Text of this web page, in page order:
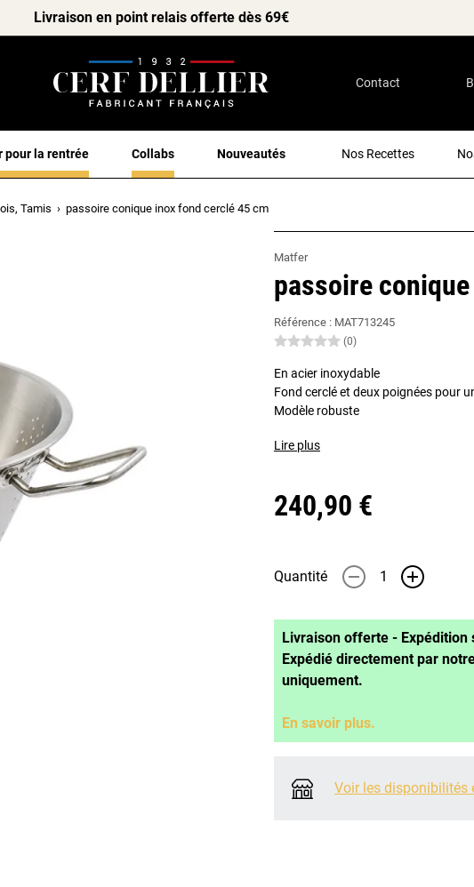
Livraison en point relais offerte dès 69€
Contact
pour la rentrée Collabs Nouveautés Nos Recettes
Tamis passoire conique inox fond cerclé 45 cm
Matfer
passoire
Référence : MAT713245
(0)
En acier inoxydable
Fond cerclé et deux poignées pour
Modèle robuste
Lire plus
240,90 €
Quantité - +
Livraison offerte - Expédition
Expédié directement par
uniquement.
En savoir plus.
Voir les disponibilités